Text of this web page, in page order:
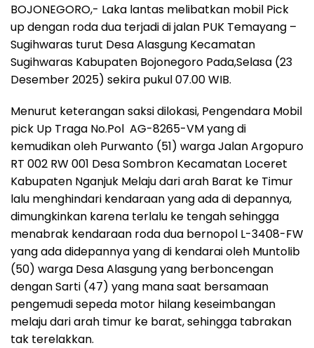
BOJONEGORO,- Laka lantas melibatkan mobil Pick
up dengan roda dua terjadi di jalan PUK Temayang –
Sugihwaras turut Desa Alasgung Kecamatan
Sugihwaras Kabupaten Bojonegoro Pada,Selasa (23
Desember 2025) sekira pukul 07.00 WIB.
Menurut keterangan saksi dilokasi, Pengendara Mobil
pick Up Traga No.Pol AG-8265-VM yang di
kemudikan oleh Purwanto (51) warga Jalan Argopuro
RT 002 RW 001 Desa Sombron Kecamatan Loceret
Kabupaten Nganjuk Melaju dari arah Barat ke Timur
lalu menghindari kendaraan yang ada di depannya,
dimungkinkan karena terlalu ke tengah sehingga
menabrak kendaraan roda dua bernopol L-3408-FW
yang ada didepannya yang di kendarai oleh Muntolib
(50) warga Desa Alasgung yang berboncengan
dengan Sarti (47) yang mana saat bersamaan
pengemudi sepeda motor hilang keseimbangan
melaju dari arah timur ke barat, sehingga tabrakan
tak terelakkan.